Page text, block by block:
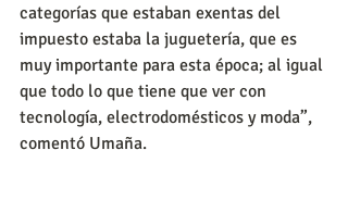
categorías que estaban exentas del
impuesto estaba la juguetería, que es
muy importante para esta época; al igual
que todo lo que tiene que ver con
tecnología, electrodomésticos y moda”,
comentó Umaña.